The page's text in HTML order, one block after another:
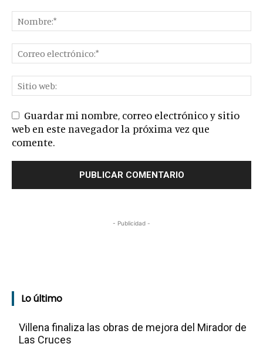
Guardar mi nombre, correo electrónico y sitio
web en este navegador la próxima vez que
comente.
- Publicidad -
Lo último
Villena finaliza las obras de mejora del Mirador de
Las Cruces